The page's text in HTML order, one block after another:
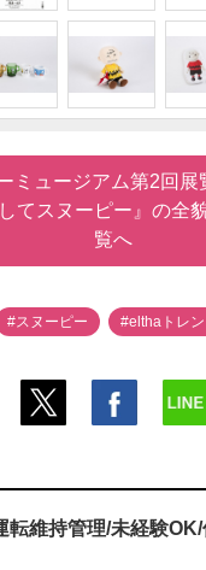
ミュージアム第2回展
てスヌーピー』の全
覧へ
#スヌーピー #elthaトレ
転維持管理/未経験